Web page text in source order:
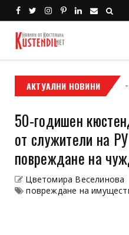
АКТУАЛНИ НОВИНИ
мотор или ATV?
50-годишен
от служители на
повреждане на
Цветомира Веселинова
повреждане на